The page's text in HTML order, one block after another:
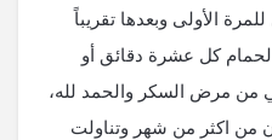
الأولى وبعدها تقريباً
كل عشرة دقائق أو
من مرض السكر والحمد لله،
من اكثر من شهر وتناولت